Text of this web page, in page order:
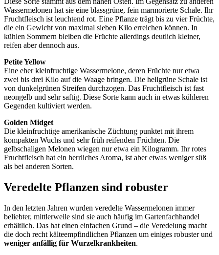
Wassermelonen hat sie eine blassgrüne, fein marmorierte Schale. Ihr
Fruchtfleisch ist leuchtend rot. Eine Pflanze trägt bis zu vier Früchte,
die ein Gewicht von maximal sieben Kilo erreichen können. In
kühlen Sommern bleiben die Früchte allerdings deutlich kleiner,
reifen aber dennoch aus.
Petite Yellow
Eine eher kleinfruchtige Wassermelone, deren Früchte nur etwa
zwei bis drei Kilo auf die Waage bringen. Die hellgrüne Schale ist
von dunkelgrünen Streifen durchzogen. Das Fruchtfleisch ist fast
neongelb und sehr saftig. Diese Sorte kann auch in etwas kühleren
Gegenden kultiviert werden.
Golden Midget
Die kleinfruchtige amerikanische Züchtung punktet mit ihrem
kompakten Wuchs und sehr früh reifenden Früchten. Die
gelbschaligen Melonen wiegen nur etwa ein Kilogramm. Ihr rotes
Fruchtfleisch hat ein herrliches Aroma, ist aber etwas weniger süß
als bei anderen Sorten.
Veredelte Pflanzen sind robuster
In den letzten Jahren wurden veredelte Wassermelonen immer
beliebter, mittlerweile sind sie auch häufig im Gartenfachhandel
erhältlich. Das hat einen einfachen Grund – die Veredelung macht
die doch recht kälteempfindlichen Pflanzen um einiges robuster und
weniger anfällig für Wurzelkrankheiten.